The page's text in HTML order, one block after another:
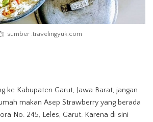
sumber :travelingyuk.com
ke Kabupaten Garut, Jawa Barat, jangan
makan Asep Strawberry yang berada
No. 245, Leles, Garut. Karena di sini